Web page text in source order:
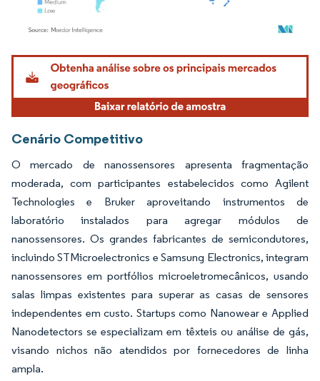
Imagem © Mordor Intelligence. O reuso requer atribuição conforme CC BY 4.0.
Cenário Competitivo
O mercado de nanossensores apresenta fragmentação
moderada, com participantes estabelecidos como Agilent
Technologies e Bruker aproveitando instrumentos de
laboratório instalados para agregar módulos de
nanossensores. Os grandes fabricantes de semicondutores,
incluindo STMicroelectronics e Samsung Electronics, integram
nanossensores em portfólios microeletromecânicos, usando
salas limpas existentes para superar as casas de sensores
independentes em custo. Startups como Nanowear e Applied
Nanodetectors se especializam em têxteis ou análise de gás,
visando nichos não atendidos por fornecedores de linha
ampla.